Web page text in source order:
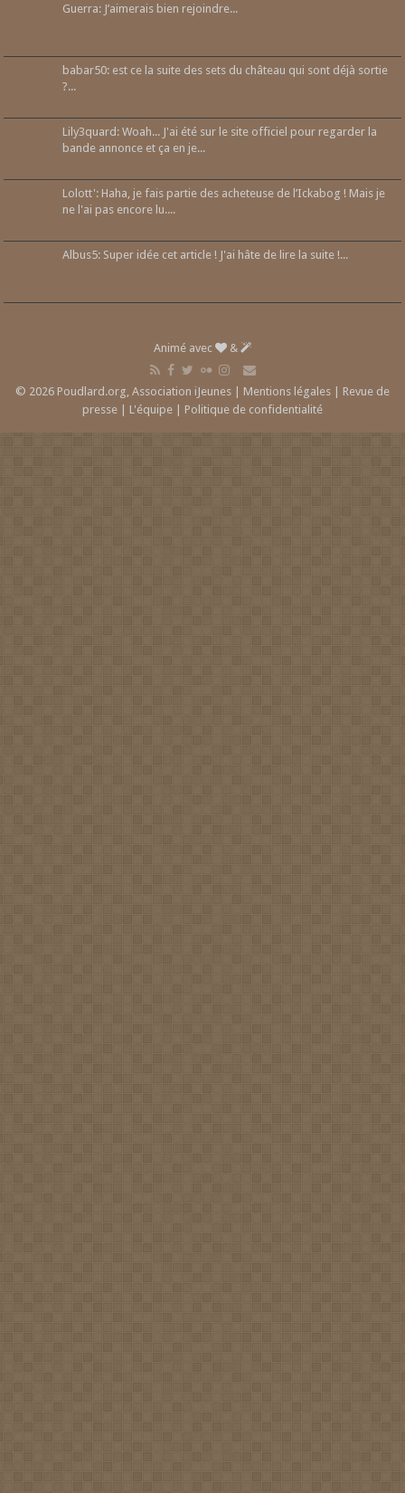
Guerra: J’aimerais bien rejoindre...
babar50: est ce la suite des sets du château qui sont déjà sortie
?...
Lily3quard: Woah... J'ai été sur le site officiel pour regarder la
bande annonce et ça en je...
Lolott': Haha, je fais partie des acheteuse de l’Ickabog ! Mais je
ne l'ai pas encore lu....
Albus5: Super idée cet article ! J'ai hâte de lire la suite !...
Animé avec &
© 2026 Poudlard.org, Association iJeunes | Mentions légales
Revue de
presse
L'équipe Politique de confidentialité